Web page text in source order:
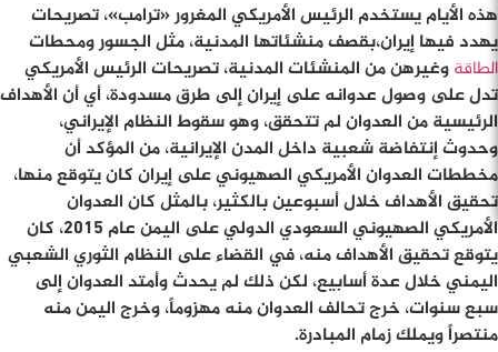
هذه الأيام يستخدم الرئيس الأمريكي المغرور «ترامب»، تصريحات
يهدد فيها إيران،بقصف منشئاتها المدنية، مثل الجسور ومحطات
الطاقةوغيرهن من المنشئات المدنية، تصريحات الرئيس الأمريكي
تدل على وصول عدوانه على إيران إلى طرق مسدودة، أي أن الأهداف
الرئيسية من العدوان لم تتحقق، وهو سقوط النظام الإيراني،
وحدوث إنتفاضة شعبية داخل المدن الإيرانية، من المؤكد أن
مخططات العدوان الأمريكي الصهيوني على إيران كان يتوقع منها،
تحقيق الأهداف خلال أسبوعين بالكثير، بالمثل كان العدوان
الأمريكي الصهيوني السعودي الدولي على اليمن عام 2015، كان
يتوقع تحقيق الأهداف منه، في القضاء على النظام الثوري الشعبي
اليمني خلال عدة أسابيع، لكن ذلك لم يحدث وأمتد العدوان إلى
سبع سنوات، خرج تحالف العدوان منه مهزوماً، وخرج اليمن منه
منتصراً ويملك زمام المبادرة.